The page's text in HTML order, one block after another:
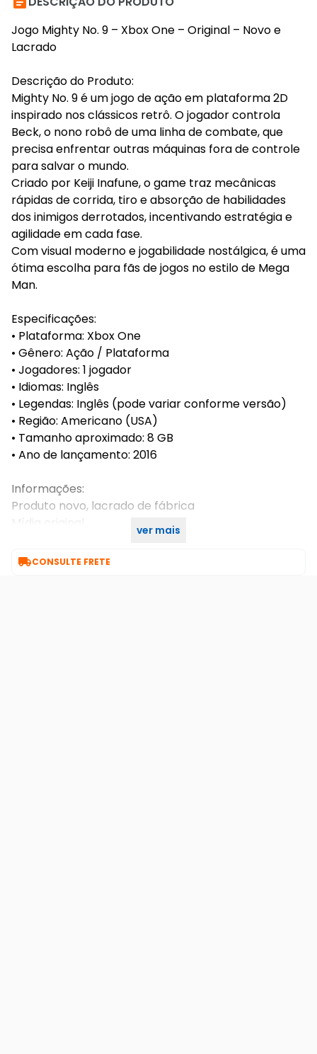
Jogo Mighty No. 9 – Xbox One – Original – Novo e
Lacrado
Descrição do Produto:
Mighty No. 9 é um jogo de ação em plataforma 2D
inspirado nos clássicos retrô. O jogador controla
Beck, o nono robô de uma linha de combate, que
precisa enfrentar outras máquinas fora de controle
para salvar o mundo.
Criado por Keiji Inafune, o game traz mecânicas
rápidas de corrida, tiro e absorção de habilidades
dos inimigos derrotados, incentivando estratégia e
agilidade em cada fase.
Com visual moderno e jogabilidade nostálgica, é uma
ótima escolha para fãs de jogos no estilo de Mega
Man.
Especificações:
• Plataforma: Xbox One
• Gênero: Ação / Plataforma
• Jogadores: 1 jogador
• Idiomas: Inglês
• Legendas: Inglês (pode variar conforme versão)
• Região: Americano (USA)
• Tamanho aproximado: 8 GB
• Ano de lançamento: 2016
Informações:
Produto novo, lacrado de fábrica
Mídia original
ver mais
CONSULTE FRETE